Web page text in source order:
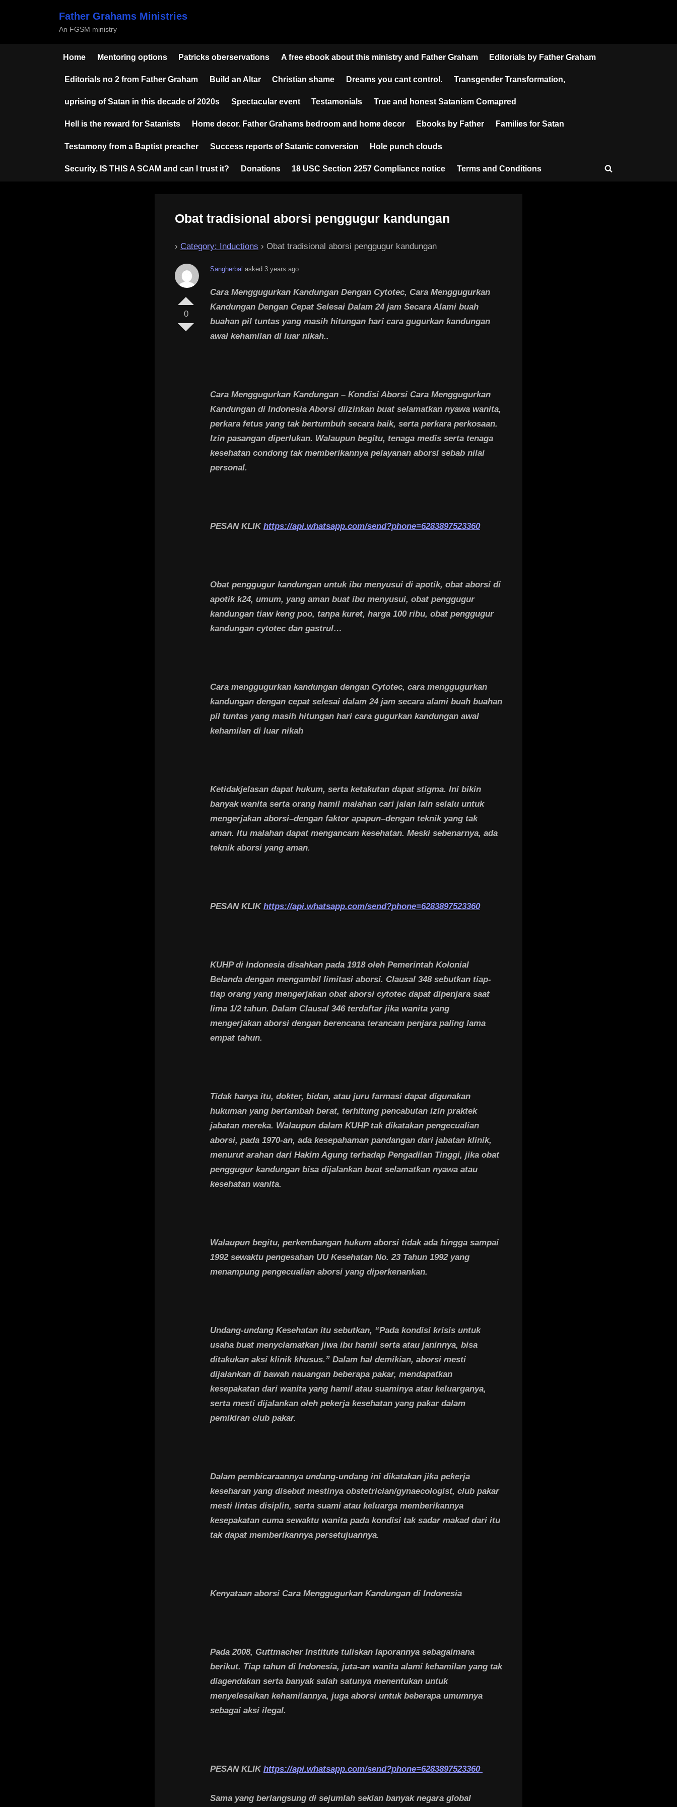
Father Grahams Ministries
An FGSM ministry
Home Mentoring options Patricks oberservations A free ebook about this ministry and Father Graham Editorials by Father Graham
Editorials no 2 from Father Graham Build an Altar Christian shame Dreams you cant control. Transgender Transformation,
uprising of Satan in this decade of 2020s Spectacular event Testamonials True and honest Satanism Comapred
Hell is the reward for Satanists Home decor. Father Grahams bedroom and home decor Ebooks by Father Families for Satan
Testamony from a Baptist preacher Success reports of Satanic conversion Hole punch clouds
Security. IS THIS A SCAM and can I trust it? Donations 18 USC Section 2257 Compliance notice Terms and Conditions
Toggle
Obat tradisional aborsi penggugur kandungan
› Category: Inductions › Obat tradisional aborsi penggugur kandungan
0
Sangherbal asked 3 years ago
Cara Menggugurkan Kandungan Dengan Cytotec, Cara Menggugurkan
Kandungan Dengan Cepat Selesai Dalam 24 jam Secara Alami buah
buahan pil tuntas yang masih hitungan hari cara gugurkan kandungan
awal kehamilan di luar nikah..
Cara Menggugurkan Kandungan – Kondisi Aborsi Cara Menggugurkan
Kandungan di Indonesia Aborsi diizinkan buat selamatkan nyawa wanita,
perkara fetus yang tak bertumbuh secara baik, serta perkara perkosaan.
Izin pasangan diperlukan. Walaupun begitu, tenaga medis serta tenaga
kesehatan condong tak memberikannya pelayanan aborsi sebab nilai
personal.
PESAN KLIK https://api.whatsapp.com/send?phone=6283897523360
Obat penggugur kandungan untuk ibu menyusui di apotik, obat aborsi di
apotik k24, umum, yang aman buat ibu menyusui, obat penggugur
kandungan tiaw keng poo, tanpa kuret, harga 100 ribu, obat penggugur
kandungan cytotec dan gastrul…
Cara menggugurkan kandungan dengan Cytotec, cara menggugurkan
kandungan dengan cepat selesai dalam 24 jam secara alami buah buahan
pil tuntas yang masih hitungan hari cara gugurkan kandungan awal
kehamilan di luar nikah
Ketidakjelasan dapat hukum, serta ketakutan dapat stigma. Ini bikin
banyak wanita serta orang hamil malahan cari jalan lain selalu untuk
mengerjakan aborsi–dengan faktor apapun–dengan teknik yang tak
aman. Itu malahan dapat mengancam kesehatan. Meski sebenarnya, ada
teknik aborsi yang aman.
PESAN KLIK https://api.whatsapp.com/send?phone=6283897523360
KUHP di Indonesia disahkan pada 1918 oleh Pemerintah Kolonial
Belanda dengan mengambil limitasi aborsi. Clausal 348 sebutkan tiap-
tiap orang yang mengerjakan obat aborsi cytotec dapat dipenjara saat
lima 1/2 tahun. Dalam Clausal 346 terdaftar jika wanita yang
mengerjakan aborsi dengan berencana terancam penjara paling lama
empat tahun.
Tidak hanya itu, dokter, bidan, atau juru farmasi dapat digunakan
hukuman yang bertambah berat, terhitung pencabutan izin praktek
jabatan mereka. Walaupun dalam KUHP tak dikatakan pengecualian
aborsi, pada 1970-an, ada kesepahaman pandangan dari jabatan klinik,
menurut arahan dari Hakim Agung terhadap Pengadilan Tinggi, jika obat
penggugur kandungan bisa dijalankan buat selamatkan nyawa atau
kesehatan wanita.
Walaupun begitu, perkembangan hukum aborsi tidak ada hingga sampai
1992 sewaktu pengesahan UU Kesehatan No. 23 Tahun 1992 yang
menampung pengecualian aborsi yang diperkenankan.
Undang-undang Kesehatan itu sebutkan, “Pada kondisi krisis untuk
usaha buat menyclamatkan jiwa ibu hamil serta atau janinnya, bisa
ditakukan aksi klinik khusus.” Dalam hal demikian, aborsi mesti
dijalankan di bawah nauangan beberapa pakar, mendapatkan
kesepakatan dari wanita yang hamil atau suaminya atau keluarganya,
serta mesti dijalankan oleh pekerja kesehatan yang pakar dalam
pemikiran club pakar.
Dalam pembicaraannya undang-undang ini dikatakan jika pekerja
keseharan yang disebut mestinya obstetrician/gynaecologist, club pakar
mesti lintas disiplin, serta suami atau keluarga memberikannya
kesepakatan cuma sewaktu wanita pada kondisi tak sadar makad dari itu
tak dapat memberikannya persetujuannya.
Kenyataan aborsi Cara Menggugurkan Kandungan di Indonesia
Pada 2008, Guttmacher Institute tuliskan laporannya sebagaimana
berikut. Tiap tahun di Indonesia, juta-an wanita alami kehamilan yang tak
diagendakan serta banyak salah satunya menentukan untuk
menyelesaikan kehamilannya, juga aborsi untuk beberapa umumnya
sebagai aksi ilegal.
PESAN KLIK https://api.whatsapp.com/send?phone=6283897523360
Sama yang berlangsung di sejumlah sekian banyak negara global